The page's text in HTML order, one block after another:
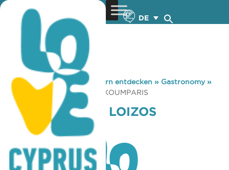
DE
You are here: Home »Zypern entdecken » Gastronomy»
PSAROTAVERNA LOIZOS KOUMPARIS
PSAROTAVERNA LOIZOS
KOUMPARIS